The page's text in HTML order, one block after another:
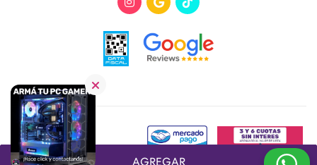
AGREGAR